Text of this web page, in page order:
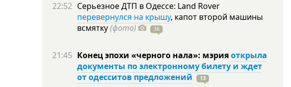
22:52 Серьезное ДТП в Одессе: Land Rover
перевернулся на крышу, капот второй машины
всмятку(фото) 36
21:45 Конец эпохи «черного нала»: мэрияоткрыла
документы по электронному билету и ждет
от одесситов предложений
13